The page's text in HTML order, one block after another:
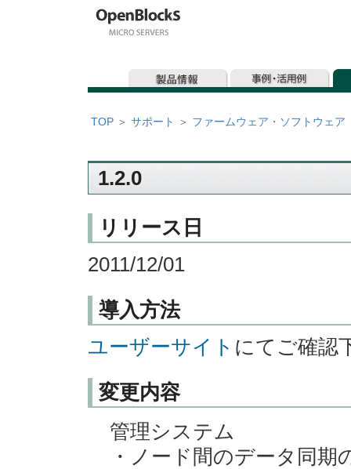
TOP ＞ サポート ＞ ファームウェア・ソフトウェア
1.2.0
リリース日
2011/12/01
導入方法
ユーザーサイト にてご確認
変更内容
管理システム
・ノード間のデータ同